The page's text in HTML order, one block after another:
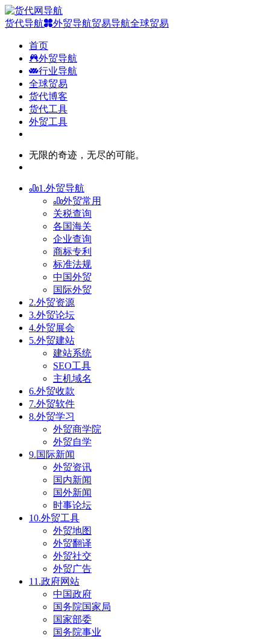
货代导航 外贸导航贸易导航全球贸易
首页
外贸导航
行业导航
全球贸易
货代博客
货代工具
外贸工具
无限的奇迹，无尽的可能。
1.外贸导航
外贸常用
关税查询
各国海关
企业查询
商标专利
标准法规
中国外贸
国际外贸
2.外贸资源
3.外贸论坛
4.外贸展会
5.外贸建站
建站系统
SEO工具
主机域名
6.外贸收款
7.外贸软件
8.外贸学习
外贸商学院
外贸自学
9.国际新闻
外贸资讯
国内新闻
国外新闻
时事论坛
10.外贸工具
外贸地图
外贸翻译
外贸社交
外贸广告
11.政府网站
中国政府
国务院国家局
国家部委
国务院事业